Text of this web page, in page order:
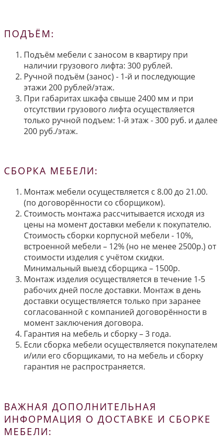
ПОДЪЁМ:
Подъём мебели с заносом в квартиру при
наличии грузового лифта: 300 рублей.
Ручной подъём (занос) - 1-й и последующие
этажи 200 рублей/этаж.
При габаритах шкафа свыше 2400 мм и при
отсутствии грузового лифта осуществляется
только ручной подъем: 1-й этаж - 300 руб. и далее
200 руб./этаж.
СБОРКА МЕБЕЛИ:
Монтаж мебели осуществляется с 8.00 до 21.00.
(по договорённости со сборщиком).
Стоимость монтажа рассчитывается исходя из
цены на момент доставки мебели к покупателю.
Стоимость сборки корпусной мебели - 10%,
встроенной мебели – 12% (но не менее 2500р.) от
стоимости изделия с учётом скидки.
Минимальный выезд сборщика – 1500р.
Монтаж изделия осуществляется в течение 1-5
рабочих дней после доставки. Монтаж в день
доставки осуществляется только при заранее
согласованной с компанией договорённости в
момент заключения договора.
Гарантия на мебель и сборку – 3 года.
Если сборка мебели осуществляется покупателем
и/или его сборщиками, то на мебель и сборку
гарантия не распространяется.
ВАЖНАЯ ДОПОЛНИТЕЛЬНАЯ
ИНФОРМАЦИЯ О ДОСТАВКЕ И СБОРКЕ
МЕБЕЛИ: